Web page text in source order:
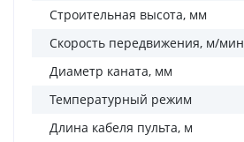
Строительная высота, мм
Скорость передвижения, м/мин
Диаметр каната, мм
Температурный режим
Длина кабеля пульта, м